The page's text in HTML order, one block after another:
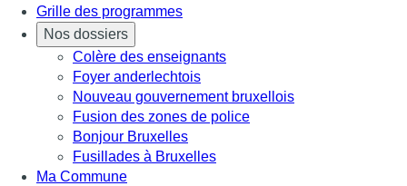
Grille des programmes
Nos dossiers
Colère des enseignants
Foyer anderlechtois
Nouveau gouvernement bruxellois
Fusion des zones de police
Bonjour Bruxelles
Fusillades à Bruxelles
Ma Commune